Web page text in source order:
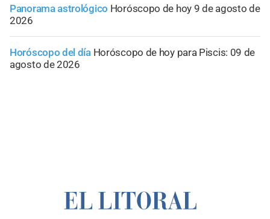
Panorama astrológico Horóscopo de hoy 9 de agosto de
2026
Horóscopo del día Horóscopo de hoy para Piscis: 09 de
agosto de 2026